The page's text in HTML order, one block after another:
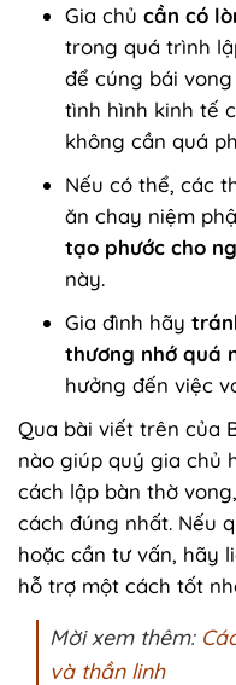
Gia chủ cần có
trong quá trình
để cúng bái
tình hình kinh tế
không cần quá
Nếu có thể, các
ăn chay niệm
tạo phước cho
này.
Gia đình hãy
thương nhớ quá
hưởng đến việc
Qua bài viết trên của
nào giúp quý gia chủ
cách lập bàn thờ
cách đúng nhất. Nếu
hoặc cần tư vấn, hãy
hỗ trợ một cách tốt
Mời xem thêm:
và thần linh